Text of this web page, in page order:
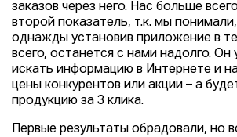
заказов через него. Нас больше
второй показатель, т.к. мы
однажды установив приложение в
всего, останется с нами надолго. Он
искать информацию в Интернете и
цены конкурентов или акции – а
продукцию за 3 клика.
Первые результаты обрадовали, но